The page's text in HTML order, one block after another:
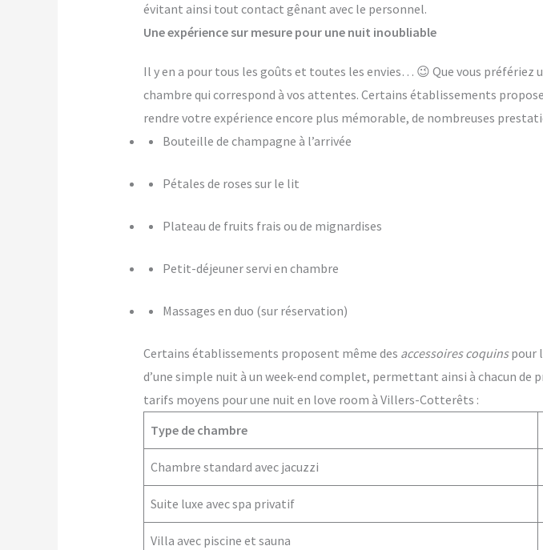
évitant ainsi tout contact gênant avec le personnel.
Une expérience sur mesure pour une nuit inoubliable
Il y en a pour tous les goûts et toutes les envies… 😉 Que vous
chambre qui correspond à vos attentes. Certains établissements
rendre votre expérience encore plus mémorable, de nombreuses
Bouteille de champagne à l’arrivée
Pétales de roses sur le lit
Plateau de fruits frais ou de mignardises
Petit-déjeuner servi en chambre
Massages en duo (sur réservation)
Certains établissements proposent même des accessoires coquinspour
d’une simple nuit à un week-end complet, permettant ainsi à chacun
tarifs moyens pour une nuit en love room à Villers-Cotterêts :
Type de chambre
Chambre standard avec jacuzzi
Suite luxe avec spa privatif
Villa avec piscine et sauna